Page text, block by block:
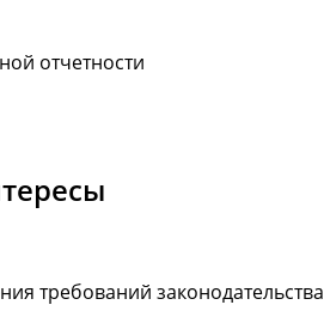
отчетности
требований законодательства